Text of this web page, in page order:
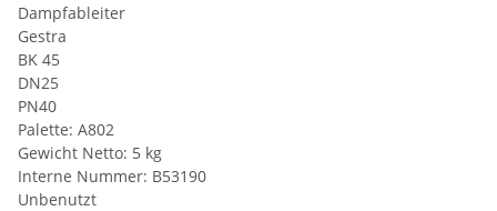
Dampfableiter
Gestra
BK 45
DN25
PN40
Palette: A802
Gewicht Netto: 5 kg
Interne Nummer: B53190
Unbenutzt